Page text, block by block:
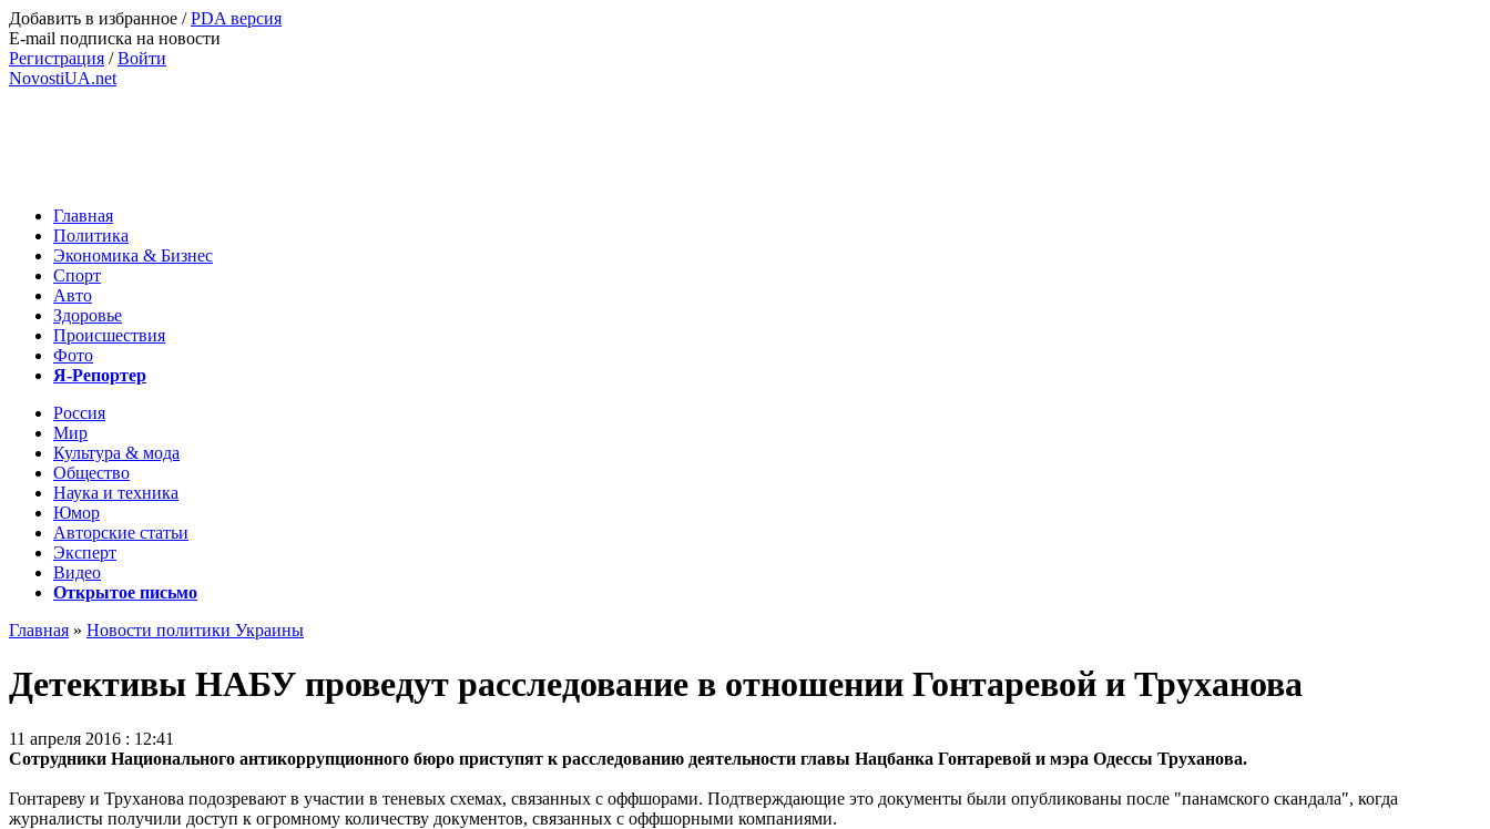
Добавить в избранное /PDA версия
E-mail подписка на новости
Регистрация /Войти
NovostiUA.net
Главная
Политика
Экономика & Бизнес
Спорт
Авто
Здоровье
Происшествия
Фото
Я-Репортер
Россия
Мир
Культура & мода
Общество
Наука и техника
Юмор
Авторские статьи
Эксперт
Видео
Открытое письмо
Главная » Новости политики Украины
Детективы НАБУ проведут расследование в отношении Гонтаревой и Труханова
11 апреля 2016 : 12:41
Сотрудники Национального антикоррупционного бюро приступят к расследованию деятельности главы Нацбанка Гонтаревой и мэра Одессы Труханова.
Гонтареву и Труханова подозревают в участии в теневых схемах, связанных с оффшорами. Подтверждающие это документы были опубликованы после "панамского скандала", когда
журналисты получили доступ к огромному количеству документов, связанных с оффшорными компаниями.